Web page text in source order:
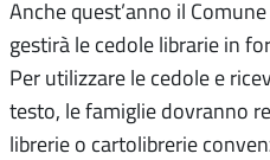
Anche quest’anno il
gestirà le cedole librarie in
Per utilizzare le cedole e
testo, le famiglie dovranno
librerie o cartolibrerie